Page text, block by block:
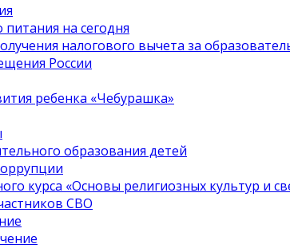
на сегодня
налогового вычета за
России
ребенка «Чебурашка»
образования детей
курса «Основы религиозных культур и
СВО